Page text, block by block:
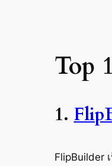
Top
1.
FlipBuilder